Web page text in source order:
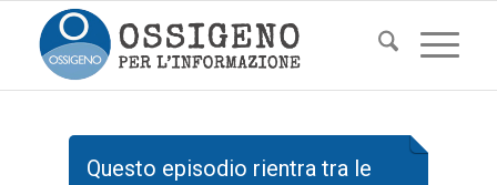
Questo episodio rientra tra le